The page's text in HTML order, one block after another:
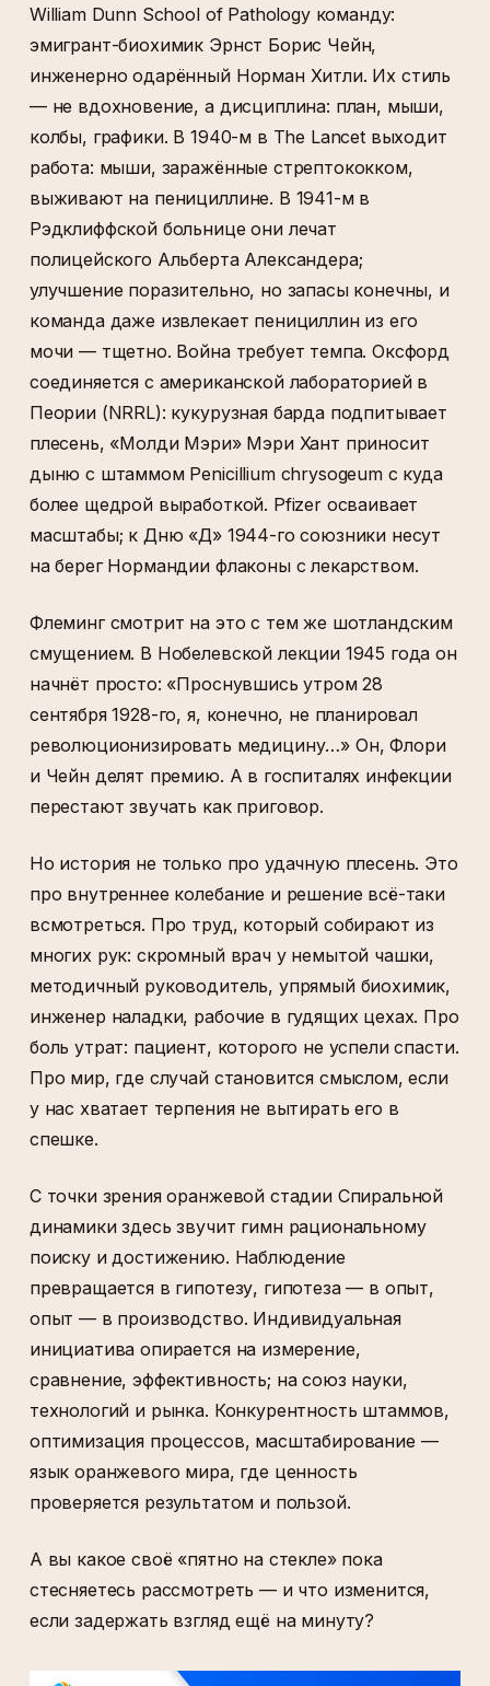
William Dunn School of Pathology команду:
эмигрант-биохимик Эрнст Борис Чейн,
инженерно одарённый Норман Хитли. Их стиль
— не вдохновение, а дисциплина: план, мыши,
колбы, графики. В 1940-м в The Lancet выходит
работа: мыши, заражённые стрептококком,
выживают на пенициллине. В 1941-м в
Рэдклиффской больнице они лечат
полицейского Альберта Александера;
улучшение поразительно, но запасы конечны, и
команда даже извлекает пенициллин из его
мочи — тщетно. Война требует темпа. Оксфорд
соединяется с американской лабораторией в
Пеории (NRRL): кукурузная барда подпитывает
плесень, «Молди Мэри» Мэри Хант приносит
дыню с штаммом Penicillium chrysogeum с куда
более щедрой выработкой. Pfizer осваивает
масштабы; к Дню «Д» 1944-го союзники несут
на берег Нормандии флаконы с лекарством.
Флеминг смотрит на это с тем же шотландским
смущением. В Нобелевской лекции 1945 года он
начнёт просто: «Проснувшись утром 28
сентября 1928-го, я, конечно, не планировал
революционизировать медицину…» Он, Флори
и Чейн делят премию. А в госпиталях инфекции
перестают звучать как приговор.
Но история не только про удачную плесень. Это
про внутреннее колебание и решение всё-таки
всмотреться. Про труд, который собирают из
многих рук: скромный врач у немытой чашки,
методичный руководитель, упрямый биохимик,
инженер наладки, рабочие в гудящих цехах. Про
боль утрат: пациент, которого не успели спасти.
Про мир, где случай становится смыслом, если
у нас хватает терпения не вытирать его в
спешке.
С точки зрения оранжевой стадии Спиральной
динамики здесь звучит гимн рациональному
поиску и достижению. Наблюдение
превращается в гипотезу, гипотеза — в опыт,
опыт — в производство. Индивидуальная
инициатива опирается на измерение,
сравнение, эффективность; на союз науки,
технологий и рынка. Конкурентность штаммов,
оптимизация процессов, масштабирование —
язык оранжевого мира, где ценность
проверяется результатом и пользой.
А вы какое своё «пятно на стекле» пока
стесняетесь рассмотреть — и что изменится,
если задержать взгляд ещё на минуту?